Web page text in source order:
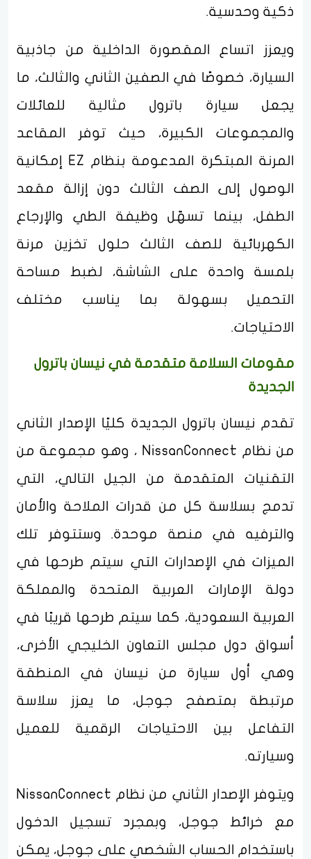
ذكية وحدسية.
ويعزز اتساع المقصورة الداخلية من جاذبية
السيارة، خصوصًا في الصفين الثاني والثالث، ما
يجعل سيارة باترول مثالية للعائلات
والمجموعات الكبيرة، حيث توفر المقاعد
المرنة المبتكرة المدعومة بنظام EZ إمكانية
الوصول إلى الصف الثالث دون إزالة مقعد
الطفل، بينما تسهّل وظيفة الطي والإرجاع
الكهربائية للصف الثالث حلول تخزين مرنة
بلمسة واحدة على الشاشة، لضبط مساحة
التحميل بسهولة بما يناسب مختلف
الاحتياجات.
مقومات السلامة متقدمة في نيسان باترول
الجديدة
تقدم نيسان باترول الجديدة كليًا الإصدار الثاني
من نظام NissanConnect ، وهو مجموعة من
التقنيات المتقدمة من الجيل التالي، التي
تدمج بسلاسة كل من قدرات الملاحة والأمان
والترفيه في منصة موحدة. وستتوفر تلك
الميزات في الإصدارات التي سيتم طرحها في
دولة الإمارات العربية المتحدة والمملكة
العربية السعودية، كما سيتم طرحها قريبًا في
أسواق دول مجلس التعاون الخليجي الأخرى،
وهي أول سيارة من نيسان في المنطقة
مرتبطة بمتصفح جوجل، ما يعزز سلاسة
التفاعل بين الاحتياجات الرقمية للعميل
وسيارته.
ويتوفر الإصدار الثاني من نظام NissanConnect
مع خرائط جوجل، وبمجرد تسجيل الدخول
باستخدام الحساب الشخصي على جوجل، يمكن